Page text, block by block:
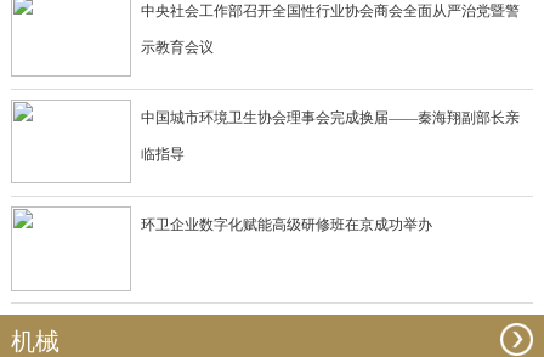
中央社会工作部召开全国性行业协会商会全面从严治党暨警
示教育会议
中国城市环境卫生协会理事会完成换届——秦海翔副部长亲
临指导
环卫企业数字化赋能高级研修班在京成功举办
机械